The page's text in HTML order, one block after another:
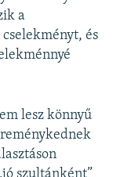
a
és
lesz könnyű